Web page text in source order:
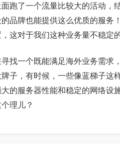
跑了一个流量比较大的活动，
品牌也能提供这么优质的服
这对于我们这种业务量不稳定
找一个既能满足海外业务需
子，有时候，一些像蓝梯子这
的服务器性能和稳定的网络
理儿？